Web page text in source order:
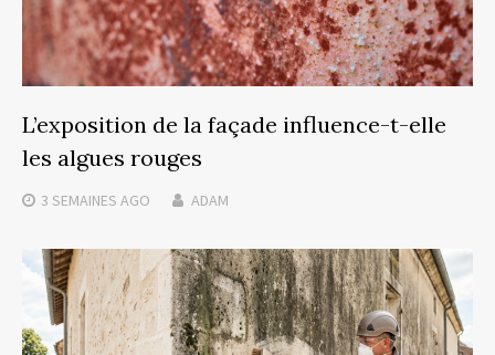
L’exposition de la façade influence-t-elle
les algues rouges
3 SEMAINES AGO ADAM